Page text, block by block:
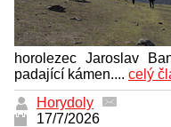
horolezec Jaroslav
padající kámen.... celý
Horydoly
17/7/2026